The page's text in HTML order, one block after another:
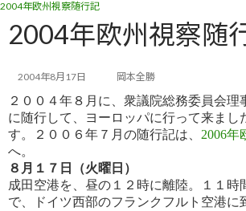
コ
テ
キ
ッ
プ
ナ
ゲ
に
移
動
2004年欧州視察随行記
2004年欧州視察随
2004年8月17日 岡本全勝
２００４年８月に、衆議院総務委員会理
に随行して、ヨーロッパに行って来まし
す。２ ００６年７月の随行記は、 2006年
へ。
８月１７日（火曜日）
成田空港を、昼の１２時に離陸。１１時
で、ドイツ西部のフランクフルト空港に